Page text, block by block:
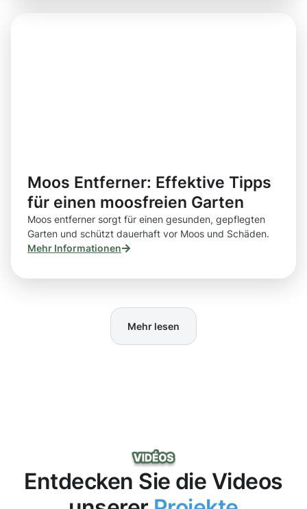
Moos Entferner: Effektive Tipps
für einen moosfreien Garten
Moos entferner sorgt für einen gesunden, gepflegten
Garten und schützt dauerhaft vor Moos und Schäden.
Mehr Informationen
Mehr lesen
Entdecken Sie die Videos